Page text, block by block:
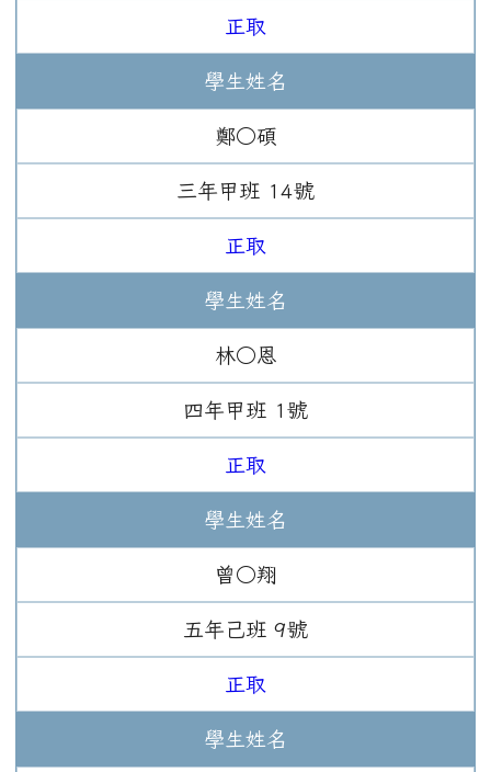
正取
學生姓名
鄭○碩
三年 甲班 14號
正取
學生姓名
林○恩
四年 甲班 1 號
正取
學生姓名
曾○翔
五年 己班 9號
正取
學生姓名